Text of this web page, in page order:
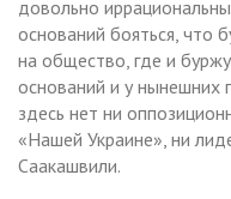
довольно
оснований бояться, что
на общество, где и
оснований и у нынешних
здесь нет ни
«Нашей Украине», ни
Саакашвили.